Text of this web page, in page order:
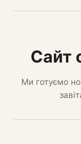
Сайт
Ми готуємо